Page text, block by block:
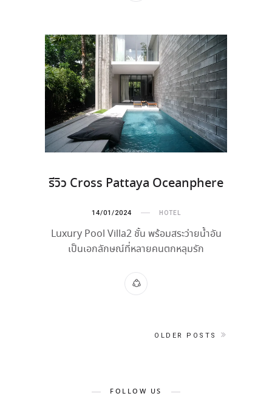
รีวิว Cross Pattaya Oceanphere
14/01/2024 HOTEL
Luxury Pool Villa2 ชั้น พร้อมสระว่ายน้ำอัน
เป็นเอกลักษณ์ที่หลายคนตกหลุมรัก
OLDER POSTS
FOLLOW US